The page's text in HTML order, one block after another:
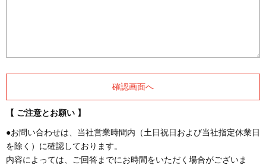
【 ご注意とお願い 】
●お問い合わせは、当社営業時間内（土日祝日および当社指定休業日
を除く）に確認しております。
内容によっては、ご回答までにお時間をいただく場合がございま